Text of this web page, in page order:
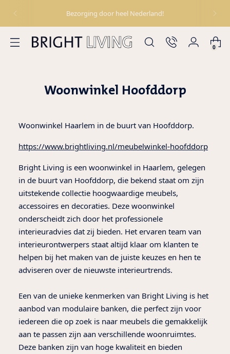
Bezorging door heel Nederland!
0
Woonwinkel Hoofddorp
Woonwinkel Haarlem in de buurt van Hoofddorp.
https://www.brightliving.nl/meubelwinkel-hoofddorp
Bright Living is een woonwinkel in Haarlem, gelegen
in de buurt van Hoofddorp, die bekend staat om zijn
uitstekende collectie hoogwaardige meubels,
accessoires en decoraties. Deze woonwinkel
onderscheidt zich door het professionele
interieuradvies dat zij bieden. Het ervaren team van
interieurontwerpers staat altijd klaar om klanten te
helpen bij het maken van de juiste keuzes en hen te
adviseren over de nieuwste interieurtrends.
Een van de unieke kenmerken van Bright Living is het
aanbod van modulaire banken, die perfect zijn voor
iedereen die op zoek is naar meubels die gemakkelijk
aan te passen zijn aan verschillende woonruimtes.
Deze banken zijn van hoge kwaliteit en bieden